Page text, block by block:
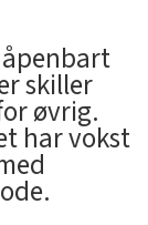
skiller
øvrig.
har vokst